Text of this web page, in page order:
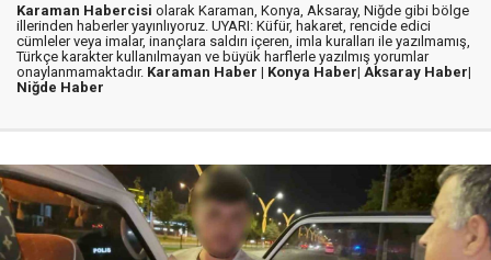
Karaman Habercisi olarak Karaman, Konya, Aksaray, Niğde gibi bölge
illerinden haberler yayınlıyoruz. UYARI: Küfür, hakaret, rencide edici
cümleler veya imalar, inançlara saldırı içeren, imla kuralları ile yazılmamış,
Türkçe karakter kullanılmayan ve büyük harflerle yazılmış yorumlar
onaylanmamaktadır. Karaman Haber | Konya Haber| Aksaray Haber|
Niğde Haber